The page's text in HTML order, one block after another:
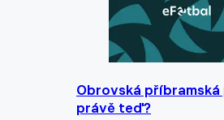
Obrovská
právě teď?